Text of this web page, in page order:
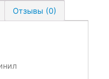
Отзывы (0)